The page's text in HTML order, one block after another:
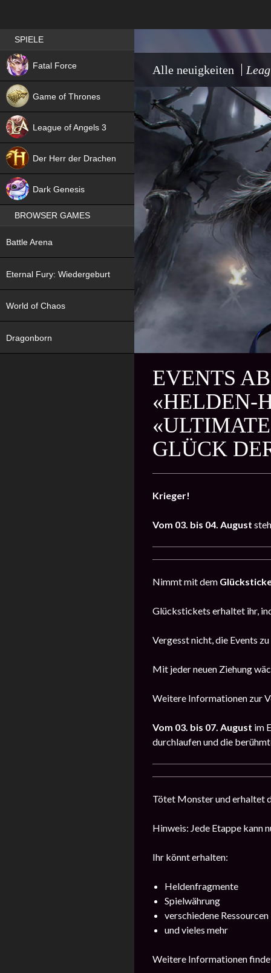
Alle neuigkeiten
EVENTS
«HELDEN-
GLÜCK
Krieger!
Vom 03. bis 04. August
Nimmt mit dem
Glückstickets erhaltet ihr,
Vergesst nicht, die Events
Mit jeder neuen Ziehung
Weitere Informationen zur
Vom 03. bis 07. August im
durchlaufen und die
Tötet Monster und erhaltet
Hinweis: Jede Etappe kann
Ihr könnt erhalten:
Heldenfragmente
Spielwährung
verschiedene Ressourcen
und vieles mehr
Weitere Informationen
Best RPG games in Germany
SPIELE
Fatal Force
NEW
Game of Thrones
League of Angels 3
Der Herr der Drachen
Dark Genesis
BROWSER GAMES
Battle Arena
Eternal Fury: Wiedergeburt
World of Chaos
Dragonborn